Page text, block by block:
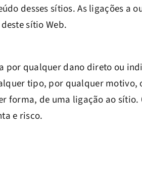
desses sítios. As ligações a
sítio Web.
por qualquer dano direto ou
tipo, por qualquer motivo,
de uma ligação ao sítio.
e risco.